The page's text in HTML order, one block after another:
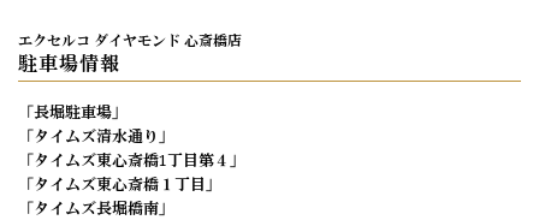
エクセルコ ダイヤモンド 心斎橋店
駐車場情報
「長堀駐車場」
「タイムズ清水通り」
「タイムズ東心斎橋1丁目第４」
「タイムズ東心斎橋１丁目」
「タイムズ長堀橋南」